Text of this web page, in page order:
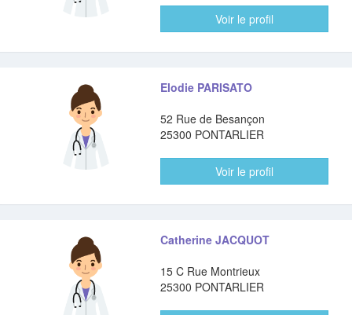
Voir le profil
Elodie PARISATO
52 Rue de Besançon
25300 PONTARLIER
Voir le profil
Catherine JACQUOT
15 C Rue Montrieux
25300 PONTARLIER